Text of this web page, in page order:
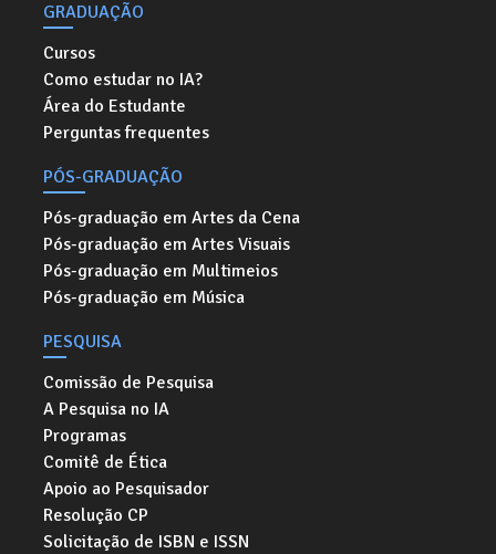
GRADUAÇÃO
Cursos
Como estudar no IA?
Área do Estudante
Perguntas frequentes
PÓS-GRADUAÇÃO
Pós-graduação em Artes da Cena
Pós-graduação em Artes Visuais
Pós-graduação em Multimeios
Pós-graduação em Música
PESQUISA
Comissão de Pesquisa
A Pesquisa no IA
Programas
Comitê de Ética
Apoio ao Pesquisador
Resolução CP
Solicitação de ISBN e ISSN